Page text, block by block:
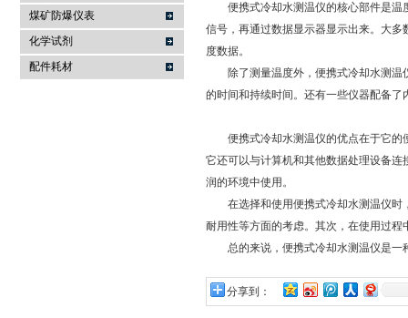
煤矿防爆仪表
化学试剂
配件耗材
便携式冷却水测温仪的核心部件是温
信号，再通过数据显示器显示出来。大
度数据。
除了测量温度外，便携式冷却水测温
的时间和持续时间。还有一些仪器配备
便携式冷却水测温仪的优点在于它的
它还可以与计算机和其他数据处理设备
润的环境中使用。
在选择和使用便携式冷却水测温仪时
耐用性等方面的考虑。其次，在使用过
总的来说，便携式冷却水测温仪是一
分享到：